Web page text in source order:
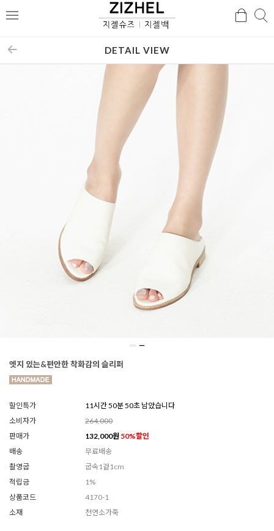
메
검
DETAIL VIEW
엣지 있는&편안한 착화감의 슬리퍼
할인특가
11시간 50분 48초 남았습니다
소비자가
264,000
판매가
132,000원 50%할인
배송
무료배송
촬영굽
굽속1겉1cm
적립금
1%
상품코드
4170-1
소재
천연소가죽